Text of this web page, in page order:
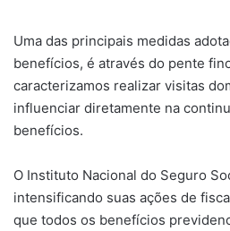
Uma das principais medidas
benefícios, é através do pente
caracterizamos realizar visitas
influenciar diretamente na
benefícios.
O Instituto Nacional do Seguro
intensificando suas ações de
que todos os benefícios